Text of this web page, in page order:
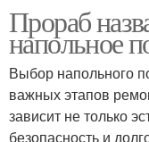
Прораб
напольное
Выбор напольного
важных этапов
зависит не только
безопасность и